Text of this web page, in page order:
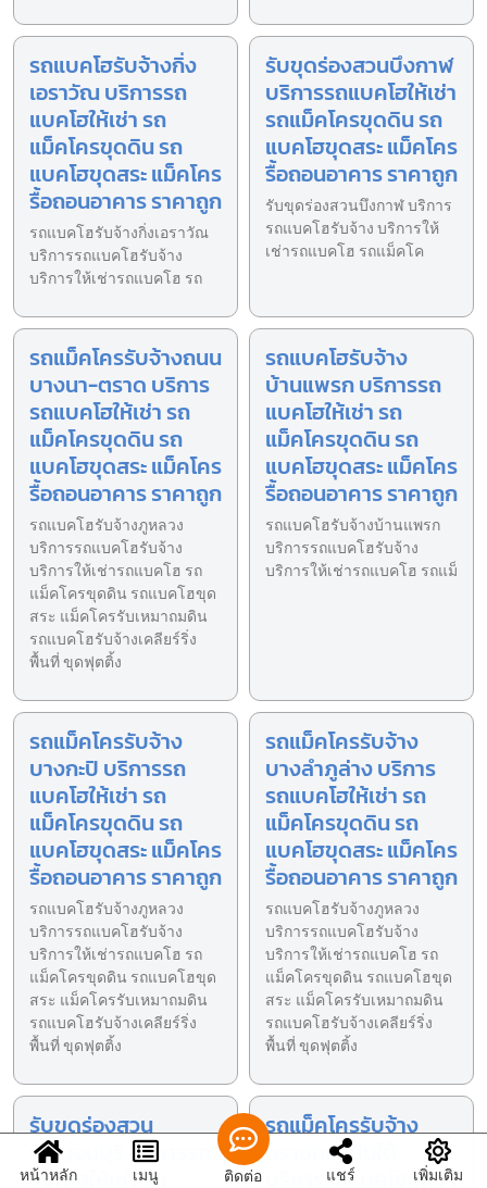
รถแบคโฮรับจ้างกิ่ง
เอราวัณ บริการรถ
แบคโฮให้เช่า รถ
แม็คโครขุดดิน รถ
แบคโฮขุดสระ แม็คโคร
รื้อถอนอาคาร ราคาถูก
รถแบคโฮรับจ้างกิ่งเอราวัณ
บริการรถแบคโฮรับจ้าง
บริการให้เช่ารถแบคโฮ รถ
รับขุดร่องสวนบึงกาฬ
บริการรถแบคโฮให้เช่า
รถแม็คโครขุดดิน รถ
แบคโฮขุดสระ แม็คโคร
รื้อถอนอาคาร ราคาถูก
รับขุดร่องสวนบึงกาฬ บริการ
รถแบคโฮรับจ้าง บริการให้
เช่ารถแบคโฮ รถแม็คโค
รถแม็คโครรับจ้างถนน
บางนา-ตราด บริการ
รถแบคโฮให้เช่า รถ
แม็คโครขุดดิน รถ
แบคโฮขุดสระ แม็คโคร
รื้อถอนอาคาร ราคาถูก
รถแบคโฮรับจ้างภูหลวง
บริการรถแบคโฮรับจ้าง
บริการให้เช่ารถแบคโฮ รถ
แม็คโครขุดดิน รถแบคโฮขุด
สระ แม็คโครรับเหมาถมดิน
รถแบคโฮรับจ้างเคลียร์ริ่ง
พื้นที่ ขุดฟุตติ้ง
รถแบคโฮรับจ้าง
บ้านแพรก บริการรถ
แบคโฮให้เช่า รถ
แม็คโครขุดดิน รถ
แบคโฮขุดสระ แม็คโคร
รื้อถอนอาคาร ราคาถูก
รถแบคโฮรับจ้างบ้านแพรก
บริการรถแบคโฮรับจ้าง
บริการให้เช่ารถแบคโฮ รถแม็
รถแม็คโครรับจ้าง
บางกะปิ บริการรถ
แบคโฮให้เช่า รถ
แม็คโครขุดดิน รถ
แบคโฮขุดสระ แม็คโคร
รื้อถอนอาคาร ราคาถูก
รถแบคโฮรับจ้างภูหลวง
บริการรถแบคโฮรับจ้าง
บริการให้เช่ารถแบคโฮ รถ
แม็คโครขุดดิน รถแบคโฮขุด
สระ แม็คโครรับเหมาถมดิน
รถแบคโฮรับจ้างเคลียร์ริ่ง
พื้นที่ ขุดฟุตติ้ง
รถแม็คโครรับจ้าง
บางลำภูล่าง บริการ
รถแบคโฮให้เช่า รถ
แม็คโครขุดดิน รถ
แบคโฮขุดสระ แม็คโคร
รื้อถอนอาคาร ราคาถูก
รถแบคโฮรับจ้างภูหลวง
บริการรถแบคโฮรับจ้าง
บริการให้เช่ารถแบคโฮ รถ
แม็คโครขุดดิน รถแบคโฮขุด
สระ แม็คโครรับเหมาถมดิน
รถแบคโฮรับจ้างเคลียร์ริ่ง
พื้นที่ ขุดฟุตติ้ง
รับขุดร่องสวน
กาญจนบุรี บริการรถ
แบคโฮให้เช่า รถ
รถแม็คโครรับจ้าง
ทรายกองดินใต้
บริการรถแบคโฮให้เช่า
หน้าหลัก เมนู ติดต่อ แชร์ เพิ่มเติม